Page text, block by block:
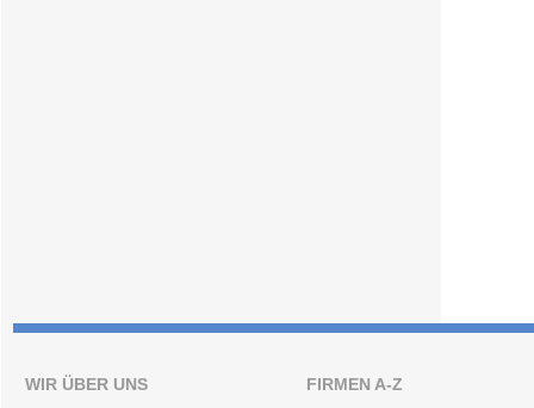
WIR ÜBER UNS FIRMEN A-Z